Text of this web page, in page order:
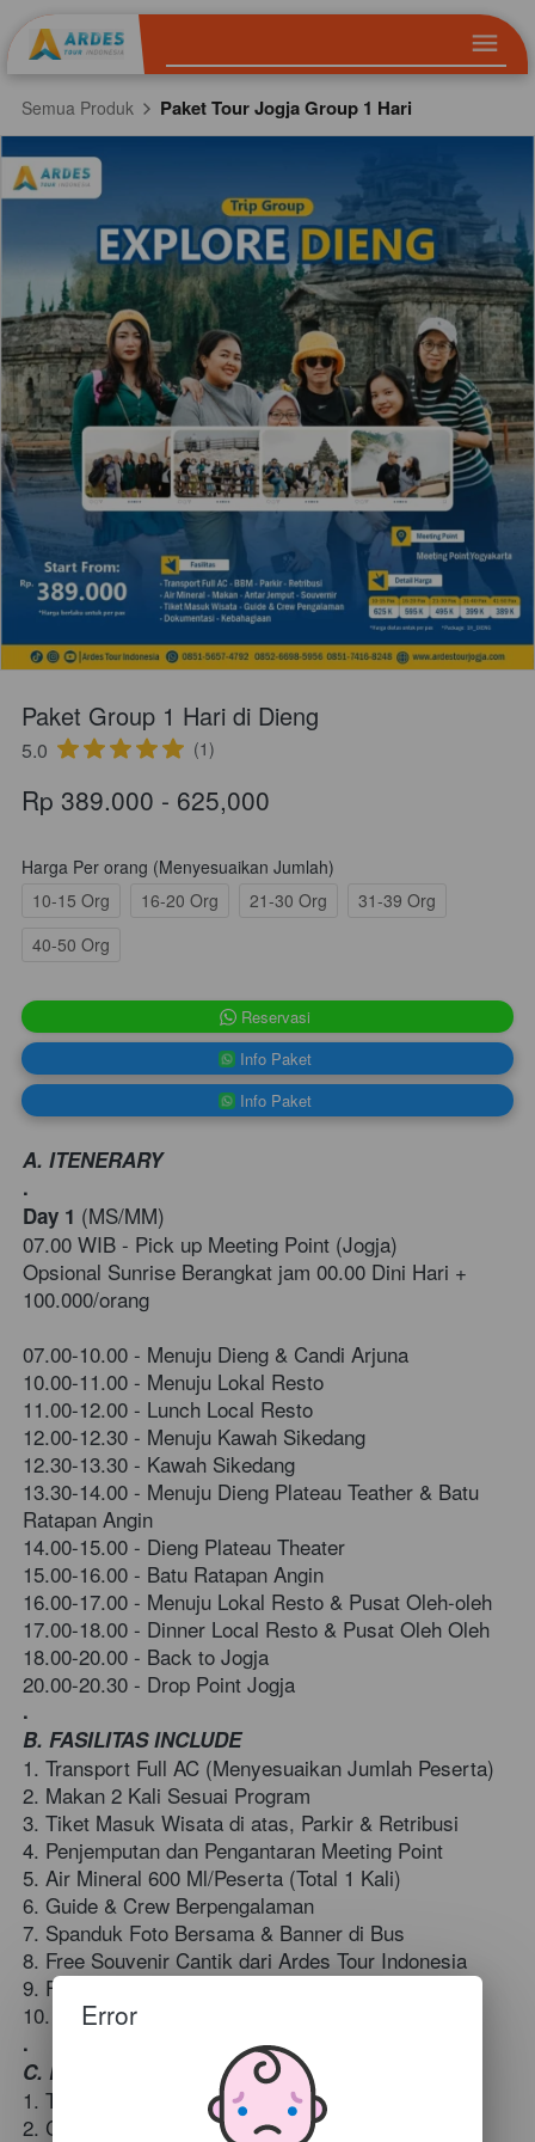
Semua Produk Paket Tour Jogja Group 1 Hari
Paket Group 1 Hari di Dieng
5.0 (1)
Rp 389.000 - 625,000
Harga Per orang (Menyesuaikan Jumlah)
10-15 Org
16-20 Org 21-30 Org
31-39 Org
40-50 Org
` Reservasi
` Info Paket
` Info Paket
A. ITENERARY
.
Day 1 (MS/MM)
07.00 WIB - Pick up Meeting Point (Jogja)
Opsional Sunrise Berangkat jam 00.00 Dini Hari +
100.000/orang
07.00-10.00 - Menuju Dieng & Candi Arjuna
10.00-11.00 - Menuju Lokal Resto
11.00-12.00 - Lunch Local Resto
12.00-12.30 - Menuju Kawah Sikedang
12.30-13.30 - Kawah Sikedang
13.30-14.00 - Menuju Dieng Plateau Teather & Batu
Ratapan Angin
14.00-15.00 - Dieng Plateau Theater
15.00-16.00 - Batu Ratapan Angin
16.00-17.00 - Menuju Lokal Resto & Pusat Oleh-oleh
17.00-18.00 - Dinner Local Resto & Pusat Oleh Oleh
18.00-20.00 - Back to Jogja
20.00-20.30 - Drop Point Jogja
.
B. FASILITAS INCLUDE
1. Transport Full AC (Menyesuaikan Jumlah Peserta)
2. Makan 2 Kali Sesuai Program
3. Tiket Masuk Wisata di atas, Parkir & Retribusi
4. Penjemputan dan Pengantaran Meeting Point
5. Air Mineral 600 Ml/Peserta (Total 1 Kali)
6. Guide & Crew Berpengalaman
7. Spanduk Foto Bersama & Banner di Bus
8. Free Souvenir Cantik dari Ardes Tour Indonesia
9. Free Dokumentasi Foto & Video Perjalanan Tour
10. Shutle Dieng PP ( Jika 16 pax ke atas)
.
C. EXCLUDE
1. Tiket Pesawat/Kereta
2. Charger High Season Lebaran & Akhir Tahun
Error